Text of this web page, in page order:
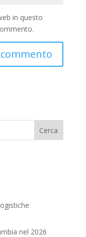
in questo
nel 2026